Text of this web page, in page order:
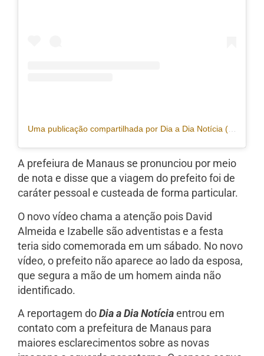
A prefeiura de Manaus se pronunciou por meio
de nota e disse que a viagem do prefeito foi de
caráter pessoal e custeada de forma particular.
O novo vídeo chama a atenção pois David
Almeida e Izabelle são adventistas e a festa
teria sido comemorada em um sábado. No novo
vídeo, o prefeito não aparece ao lado da esposa,
que segura a mão de um homem ainda não
identificado.
A reportagem doDia a Dia Notíciaentrou em
contato com a prefeitura de Manaus para
maiores esclarecimentos sobre as novas